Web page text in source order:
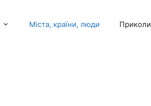
Міста, країни, люди Приколи